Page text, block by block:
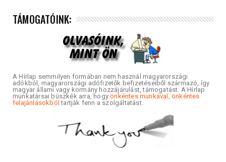
TÁMOGATÓINK:
A Hírlap semmilyen formában nem használ magyarországi
adókból, magyarországi adófizetők befizetéseiből származó, így
magyar állami vagy kormány hozzájárulást, támogatást. A Hírlap
munkatársai büszkék arra, hogyönkéntes munkával, önkéntes
felajánlásokból tartják fenn a szolgáltatást.